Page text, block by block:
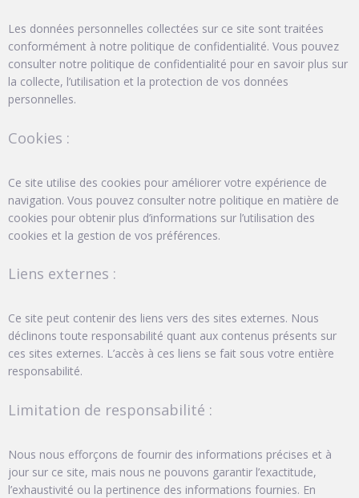
Les données personnelles collectées sur ce site sont traitées
conformément à notre politique de confidentialité. Vous pouvez
consulter notre politique de confidentialité pour en savoir plus sur
la collecte, l’utilisation et la protection de vos données
personnelles.
Cookies :
Ce site utilise des cookies pour améliorer votre expérience de
navigation. Vous pouvez consulter notre politique en matière de
cookies pour obtenir plus d’informations sur l’utilisation des
cookies et la gestion de vos préférences.
Liens externes :
Ce site peut contenir des liens vers des sites externes. Nous
déclinons toute responsabilité quant aux contenus présents sur
ces sites externes. L’accès à ces liens se fait sous votre entière
responsabilité.
Limitation de responsabilité :
Nous nous efforçons de fournir des informations précises et à
jour sur ce site, mais nous ne pouvons garantir l’exactitude,
l’exhaustivité ou la pertinence des informations fournies. En